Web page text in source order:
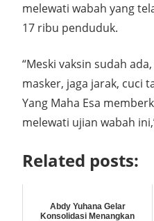
melewati wabah yang
17 ribu penduduk.
“Meski vaksin sudah
masker, jaga jarak, cuci
Yang Maha Esa
melewati ujian wabah
Related posts:
Abdy Yuhana Gelar
Konsolidasi Menangkan